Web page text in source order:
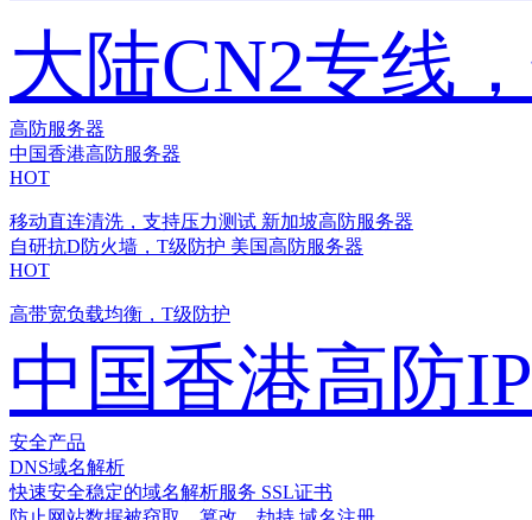
大陆CN2专线
高防服务器
中国香港高防服务器
HOT
移动直连清洗，支持压力测试 新加坡高防服务器
自研抗D防火墙，T级防护 美国高防服务器
HOT
高带宽负载均衡，T级防护
中国香港高防IP
安全产品
DNS域名解析
快速安全稳定的域名解析服务 SSL证书